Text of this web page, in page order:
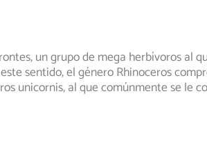
un grupo de mega herbívoros al
sentido, el género Rhinoceros
unicornis, al que comúnmente se le